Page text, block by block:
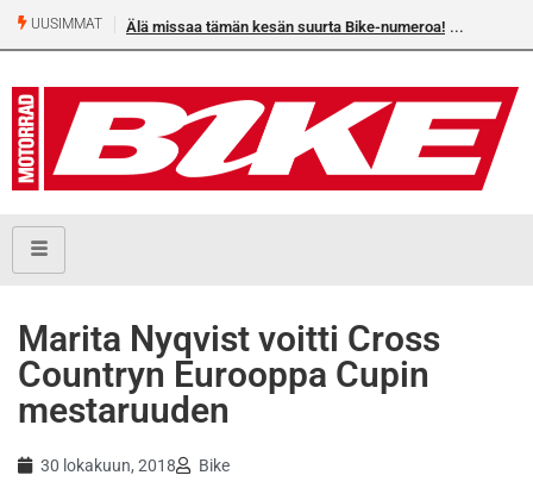
UUSIMMAT Älä missaa tämän kesän suurta Bike-numeroa!
Marita Nyqvist voitti Cross
Countryn Eurooppa Cupin
mestaruuden
30 lokakuun, 2018 Bike